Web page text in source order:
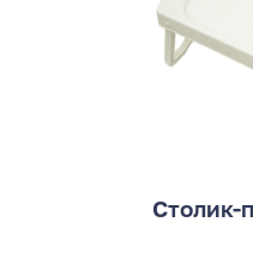
Столик-